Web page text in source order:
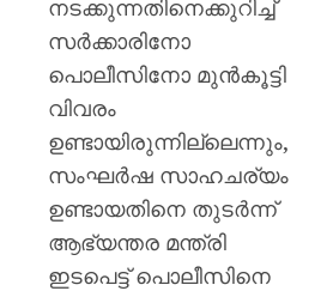
നടക്കുന്നതിനെക്കുറിച്ച്
സർക്കാരിനോ
പൊലീസിനോ മുൻകൂട്ടി
വിവരം
ഉണ്ടായിരുന്നില്ലെന്നും,
സംഘർഷ സാഹചര്യം
ഉണ്ടായതിനെ തുടർന്ന്
ആഭ്യന്തര മന്ത്രി
ഇടപെട്ട് പൊലീസിനെ